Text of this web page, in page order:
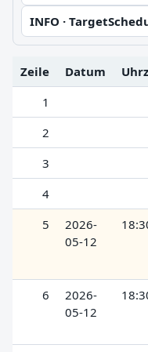
INFO ·
Zeile Datum
1
2
3
4
5
2026-
05-12
6
2026-
05-12